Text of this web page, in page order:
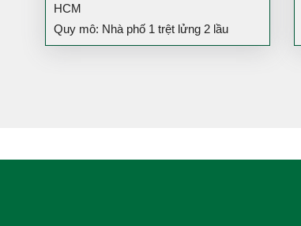
HCM
Quy mô: Nhà phố 1 trệt lửng 2 lầu